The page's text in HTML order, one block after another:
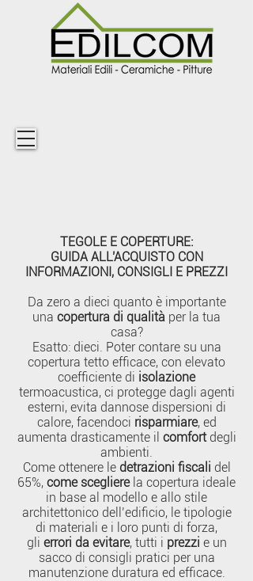
TEGOLE E COPERTURE:
GUIDA ALL'ACQUISTO CON
INFORMAZIONI, CONSIGLI E PREZZI
Da zero a dieci quanto è importante
una copertura di qualità per la tua
casa?
Esatto: dieci. Poter contare su una
copertura tetto efficace, con elevato
coefficiente di isolazione
termoacustica, ci protegge dagli agenti
esterni, evita dannose dispersioni di
calore, facendoci risparmiare, ed
aumenta drasticamente il comfort degli
ambienti.
Come ottenere le detrazioni fiscali del
65%, come sceglierela copertura ideale
in base al modello e allo stile
architettonico dell’edificio, le tipologie
di materiali e i loro punti di forza,
gli errori da evitare, tutti i prezzi e un
sacco di consigli pratici per una
manutenzione duratura ed efficace.